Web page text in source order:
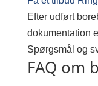
Efter udført
dokumentation
Spørgsmål og
FAQ om